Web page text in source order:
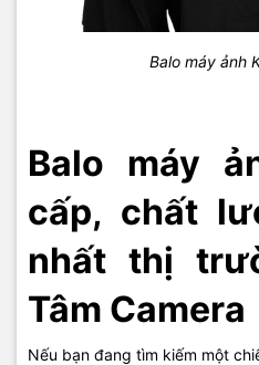
Balo máy ảnh
Balo máy
cấp, chất
nhất thị
Tâm Camera
Nếu bạn đang tìm kiếm một